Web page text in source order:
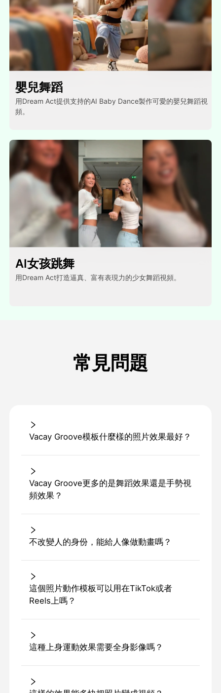
嬰兒舞蹈
用Dream Act提供支持的AI Baby Dance製作可愛的嬰兒舞蹈視
頻。
AI女孩跳舞
用Dream Act打造逼真、富有表現力的少女舞蹈視頻。
常見問題
Vacay Groove模板什麼樣的照片效果最好？
Vacay Groove更多的是舞蹈效果還是手勢視
頻效果？
不改變人的身份，能給人像做動畫嗎？
這個照片動作模板可以用在TikTok或者
Reels上嗎？
這種上身運動效果需要全身影像嗎？